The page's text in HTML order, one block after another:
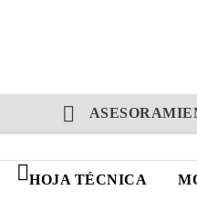
HOJA TÉCNICA